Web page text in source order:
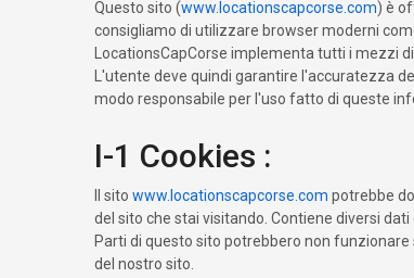
Questo sito (www.locationscapcorse.com) è
consigliamo di utilizzare browser moderni
LocationsCapCorse implementa tutti i mezzi
L'utente deve quindi garantire l'accuratezza
modo responsabile per l'uso fatto di queste
I-1 Cookies :
Il sito www.locationscapcorse.com potrebbe
del sito che stai visitando. Contiene diversi
Parti di questo sito potrebbero non
del nostro sito.